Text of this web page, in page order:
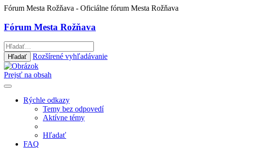
Fórum Mesta Rožňava - Oficiálne fórum Mesta Rožňava
Fórum Mesta Rožňava
Hľadať Rozšírené vyhľadávanie
Prejsť na obsah
Rýchle odkazy
Temy bez odpovedí
Aktívne témy
Hľadať
FAQ